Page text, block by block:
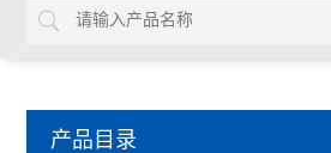
产品目录